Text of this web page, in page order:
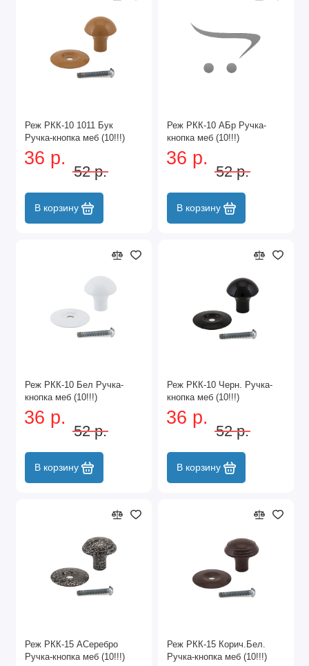
Реж РКК-10 1011 Бук
Ручка-кнопка меб (10!!!)
36 р.
52 р.
В корзину
Реж РКК-10 АБр Ручка-
кнопка меб (10!!!)
36 р.
52 р.
В корзину
Реж РКК-10 Бел Ручка-
кнопка меб (10!!!)
36 р.
52 р.
В корзину
Реж РКК-10 Черн. Ручка-
кнопка меб (10!!!)
36 р.
52 р.
В корзину
Реж РКК-15 АСеребро
Ручка-кнопка меб (10!!!)
Реж РКК-15 Корич.Бел.
Ручка-кнопка меб (10!!!)